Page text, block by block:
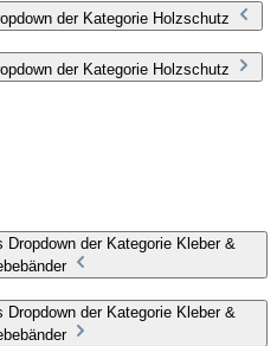
der Kategorie Holzschutz
der Kategorie Holzschutz
der Kategorie Kleber &
der Kategorie Kleber &